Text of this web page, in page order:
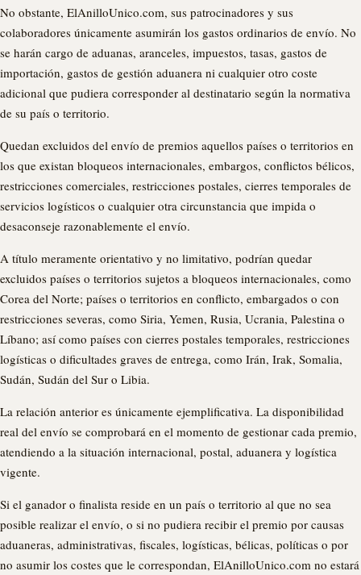
No obstante, ElAnilloUnico.com, sus patrocinadores y sus
colaboradores únicamente asumirán los gastos ordinarios de envío. No
se harán cargo de aduanas, aranceles, impuestos, tasas, gastos de
importación, gastos de gestión aduanera ni cualquier otro coste
adicional que pudiera corresponder al destinatario según la normativa
de su país o territorio.
Quedan excluidos del envío de premios aquellos países o territorios en
los que existan bloqueos internacionales, embargos, conflictos bélicos,
restricciones comerciales, restricciones postales, cierres temporales de
servicios logísticos o cualquier otra circunstancia que impida o
desaconseje razonablemente el envío.
A título meramente orientativo y no limitativo, podrían quedar
excluidos países o territorios sujetos a bloqueos internacionales, como
Corea del Norte; países o territorios en conflicto, embargados o con
restricciones severas, como Siria, Yemen, Rusia, Ucrania, Palestina o
Líbano; así como países con cierres postales temporales, restricciones
logísticas o dificultades graves de entrega, como Irán, Irak, Somalia,
Sudán, Sudán del Sur o Libia.
La relación anterior es únicamente ejemplificativa. La disponibilidad
real del envío se comprobará en el momento de gestionar cada premio,
atendiendo a la situación internacional, postal, aduanera y logística
vigente.
Si el ganador o finalista reside en un país o territorio al que no sea
posible realizar el envío, o si no pudiera recibir el premio por causas
aduaneras, administrativas, fiscales, logísticas, bélicas, políticas o por
no asumir los costes que le correspondan, ElAnilloUnico.com no estará